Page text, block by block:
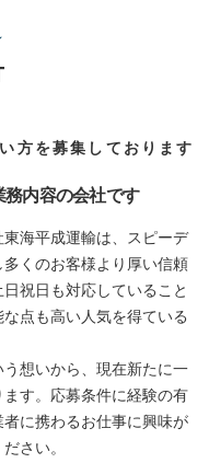
方を募集しております
内容の会社です
海平成運輸は、スピーデ
くのお客様より厚い信頼
祝日も対応していること
点も高い人気を得ている
想いから、現在新たに一
す。応募条件に経験の有
に携わるお仕事に興味が
さい。